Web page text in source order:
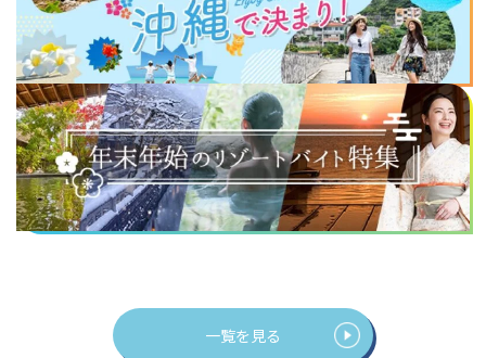
一覧を見る